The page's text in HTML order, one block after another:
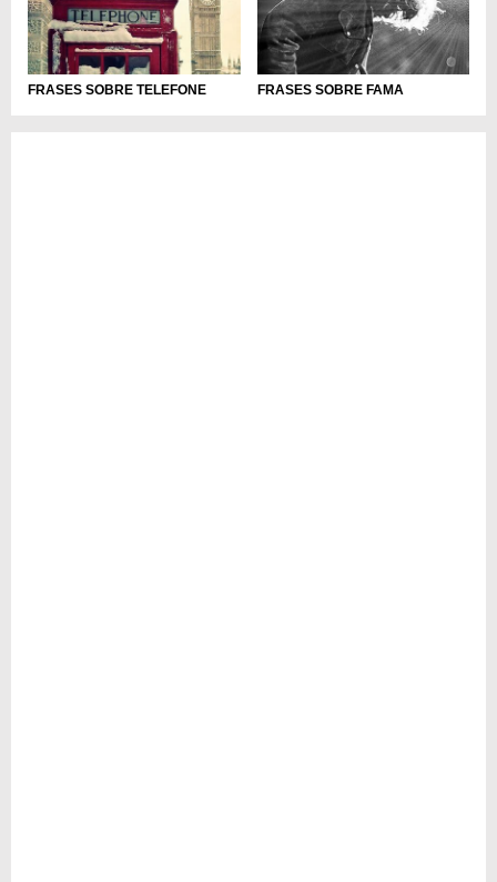
FRASES SOBRE TELEFONE FRASES SOBRE FAMA